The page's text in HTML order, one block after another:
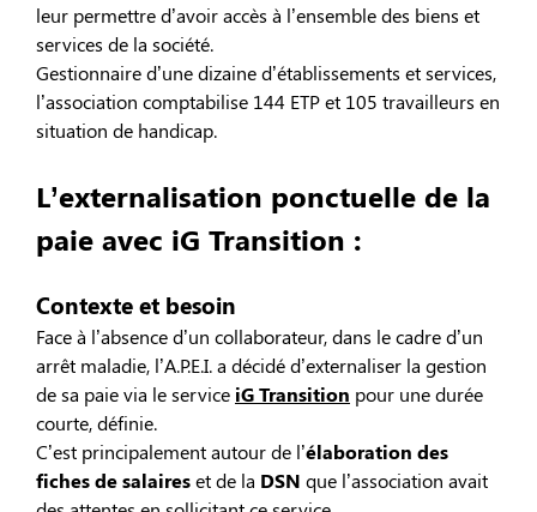
leur permettre d’avoir accès à l’ensemble des biens et
services de la société.
Gestionnaire d’une dizaine d’établissements et services,
l’association comptabilise 144 ETP et 105 travailleurs en
situation de handicap.
L’externalisation ponctuelle de la
paie avec iG Transition :
Contexte et besoin
Face à l’absence d’un collaborateur, dans le cadre d’un
arrêt maladie, l’A.P.E.I. a décidé d’externaliser la gestion
de sa paie via le service iG Transition pour une durée
courte, définie.
C’est principalement autour de l’élaboration des
fiches de salaireset de la DSN que l’association avait